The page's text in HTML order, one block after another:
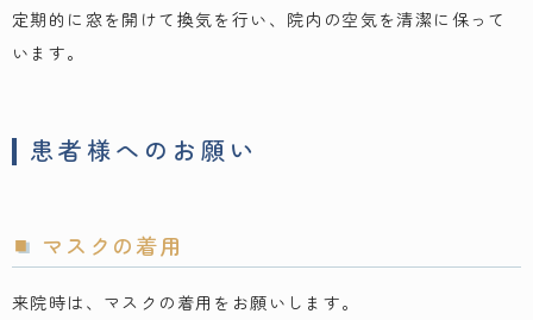
定期的に窓を開けて換気を行い、院内の空気を清潔に保って
います。
患者様へのお願い
マスクの着用
来院時は、マスクの着用をお願いします。